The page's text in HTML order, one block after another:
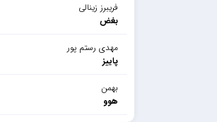
فریبرز زینالی
بغض
مهدی رستم پور
پاییز
بهمن
هوو